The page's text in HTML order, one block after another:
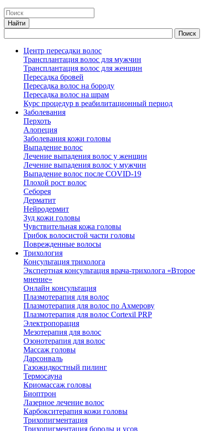
Центр пересадки волос
Трансплантация волос для мужчин
Трансплантация волос для женщин
Пересадка бровей
Пересадка волос на бороду
Пересадка волос на шрам
Курс процедур в реабилитационный период
Заболевания
Перхоть
Алопеция
Заболевания кожи головы
Выпадение волос
Лечение выпадения волос у женщин
Лечение выпадения волос у мужчин
Выпадение волос после COVID-19
Плохой рост волос
Cеборея
Дерматит
Нейродермит
Зуд кожи головы
Чувствительная кожа головы
Грибок волосистой части головы
Поврежденные волосы
Трихология
Консультация трихолога
Экспертная консультация врача-трихолога «Второе
мнение»
Онлайн консультация
Плазмотерапия для волос
Плазмотерапия для волос по Ахмерову
Плазмотерапия для волос Cortexil PRP
Электропорация
Мезотерапия для волос
Озонотерапия для волос
Массаж головы
Дарсонваль
Газожидкостный пилинг
Термосауна
Криомассаж головы
Биоптрон
Лазерное лечение волос
Карбокситерапия кожи головы
Трихопигментация
Трихопигментация бороды и усов